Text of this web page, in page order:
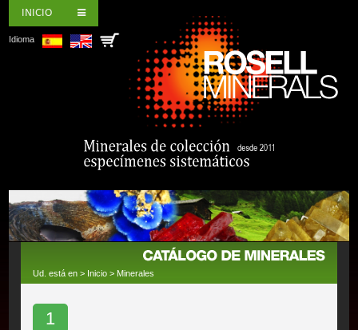
INICIO
Idioma
Ud. está en > Inicio > Minerales
1